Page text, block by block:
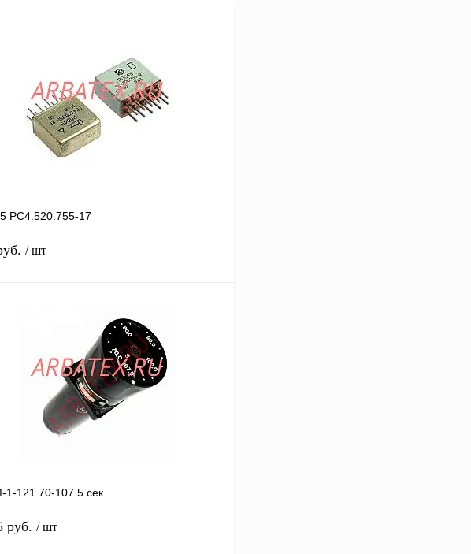
РС4.520.755-17
/ шт
в 1 клик Сравнение
наличии
121 70-107.5 сек
руб. / шт